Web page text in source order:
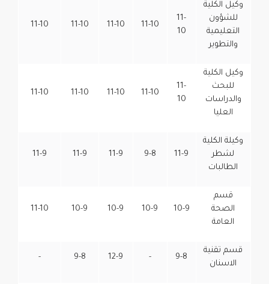
وكيل الكلية
للشؤون
التعليمية
والتطوير
11-
10
11-10
11-10
11-10
11-10
وكيل الكلية
للبحث
والدراسات
العليا
11-
10
11-10
11-10
11-10
11-10
وكيلة الكلية
لشطر
الطالبات
11-9
9-8
11-9
11-9
11-9
قسم
الصحة
العامة
10-9
10-9
10-9
10-9
11-10
قسم تقنية
الاسنان
9-8
-
12-9
9-8
-